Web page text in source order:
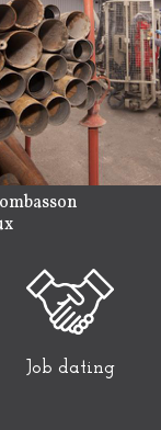
Job dating